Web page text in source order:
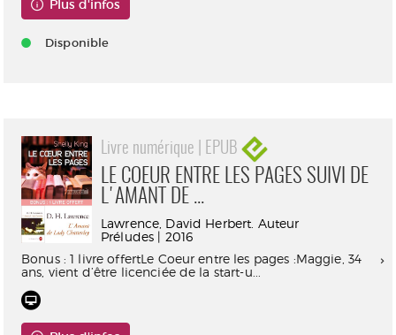
Plus d'infos
Disponible
Livre numérique | EPUB
LE COEUR ENTRE LES PAGES SUIVI DE
L'AMANT DE ...
Lawrence, David Herbert. Auteur
Préludes | 2016
Bonus : 1 livre offertLe Coeur entre les pages :Maggie, 34
ans, vient d’être licenciée de la start-u...